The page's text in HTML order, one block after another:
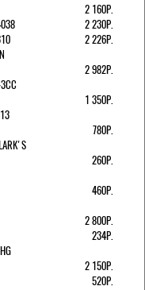
2 160Р.
2 230Р.
2 226Р.
2 982Р.
1 350Р.
780Р.
260Р.
460Р.
2 800Р.
234Р.
2 150Р.
520Р.